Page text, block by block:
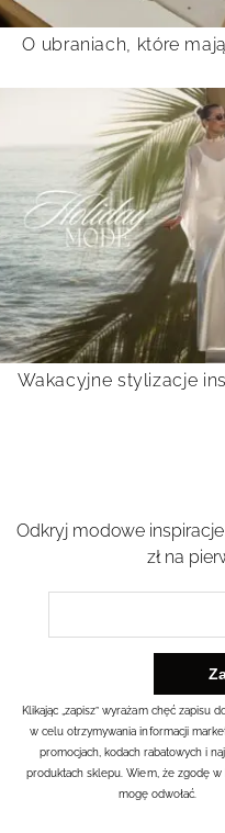
O ubraniach, które
Wakacyjne stylizacje
Odkryj modowe
zł na
Klikając „zapisz” wyrażam chęć zapisu
w celu otrzymywania informacji
promocjach, kodach rabatowych i
produktach sklepu. Wiem, że zgodę w
mogę odwołać.